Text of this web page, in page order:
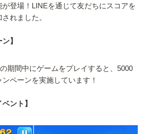
が登場！LINEを通じて友だちにスコアを
れました。
】
期間中にゲームをプレイすると、5000
ペーンを実施しています！
ント】